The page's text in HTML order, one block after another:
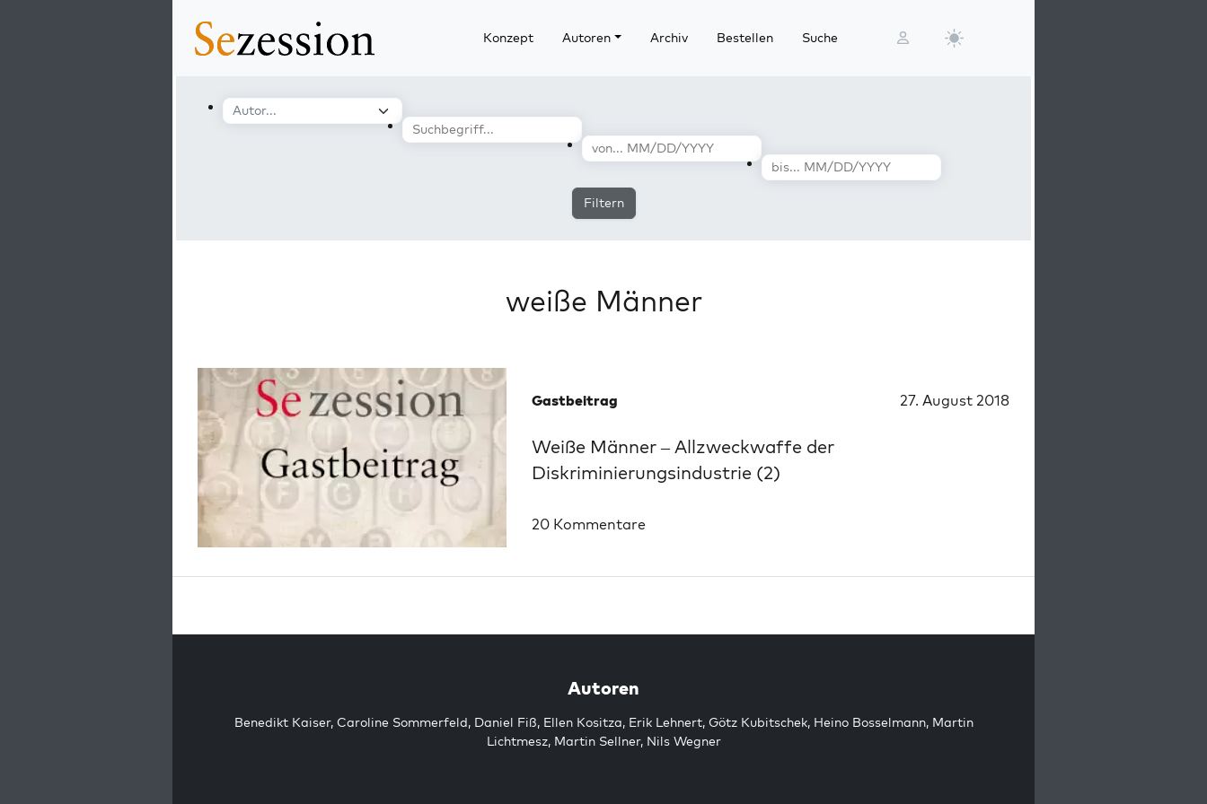
Konzept Autoren Archiv Bestellen Suche
Filtern
weiße Männer
Gastbeitrag 27. August 2018
Weiße Männer – Allzweckwaffe der
Diskriminierungsindustrie (2)
20 Kommentare
Autoren
Benedikt Kaiser, Caroline Sommerfeld, Daniel Fiß, Ellen Kositza, Erik Lehnert, Götz Kubitschek, Heino Bosselmann, Martin
Lichtmesz, Martin Sellner, Nils Wegner